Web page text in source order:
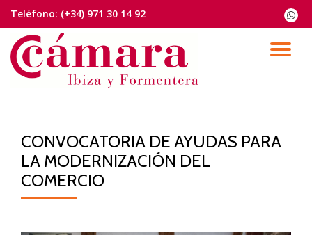
Saltar
contenido
Teléfono: (+34) 971 30 14 92
fa-
CONVOCATORIA DE AYUDAS PARA
LA MODERNIZACIÓN DEL
COMERCIO